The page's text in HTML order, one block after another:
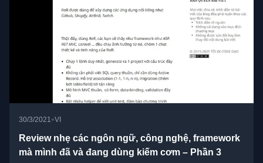
30/3/2021•VI
Review nhẹ các ngôn ngữ, công nghệ, framework
mà mình đã và đang dùng kiếm cơm – Phần 3